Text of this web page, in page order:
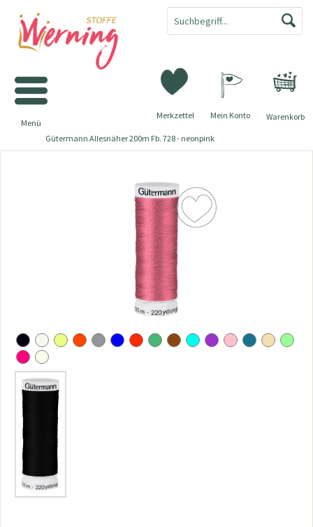
Warenkorb
Merkzettel Mein Konto
Menü
Gütermann Allesnäher 200m Fb. 728 - neonpink